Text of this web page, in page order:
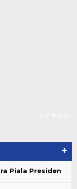
+
Piala Presiden